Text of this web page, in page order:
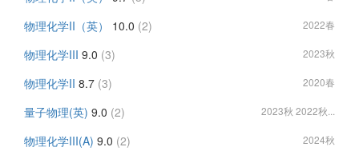
物理化学II（英） 10.0 (2) 2022春
物理化学III 9.0 (3) 2023秋
物理化学II 8.7 (3) 2020春
量子物理(英) 9.0 (2) 2023秋 2022秋...
物理化学III(A) 9.0 (2) 2024秋